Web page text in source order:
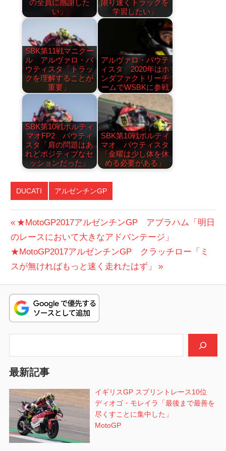
の全員に感謝した
い」
限り速くトラックを
学習したい」
SBK第11戦マニクー
ル アルヴァロ・バ
ウティスタ「トラッ
クを理解することが
重要」
アルヴァロ・バウテ
ィスタ 2020年はホ
ンダファクトリーチ
ームでWSBKに参戦
SBK第10戦ポルティ
マオFP2 バウティ
スタ「肩の問題はあ
れどポジティブなセ
ッションだった」
SBK第10戦ポルティ
マオ バウティスタ
「金曜は少し体を休
める必要がある」
DUCATI アルゼンチンGP
投
稿
ナ
ビ
ゲ
ー
ン
前
の
投
稿:
★MotoGP2017アルゼンチンGP アブラハム「明日
のレースにおいて大きなアドバンテージ」
次
の
稿:
★MotoGP2017アルゼンチンGP クラッチロー「ミ
スが無ければもっと速く走れたはず」
最新記事
イギリスGP スプリントレース10位
ディオゴ・モレイラ「最後まで最善を
尽くすことに集中した」
MotoGP